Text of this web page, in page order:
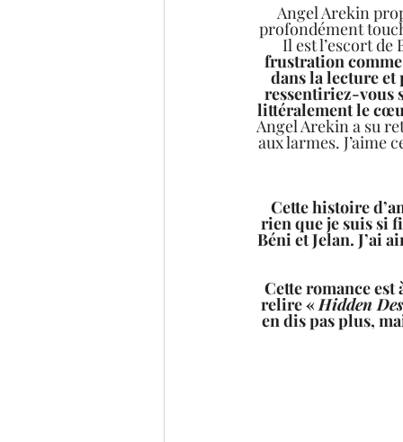
Angel Arekin
profondément
Il est l’escort
frustration comme
dans la lecture et
ressentiriez-vous
littéralement le
Angel Arekin a su
aux larmes. J’aime
Cette histoire
rien que je suis si
Béni et Jelan. J’ai
Cette romance
relire « Hidden
en dis pas plus,